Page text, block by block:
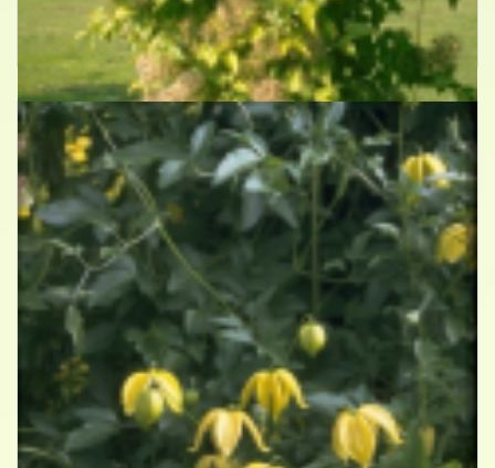
Bosrank
Clematis vitalba